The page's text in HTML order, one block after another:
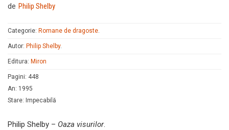
de Philip Shelby
Categorie: Romane de dragoste.
Autor: Philip Shelby.
Editura: Miron
Pagini: 448
An: 1995
Stare: Impecabilă
Philip Shelby – Oaza visurilor.